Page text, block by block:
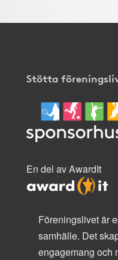
Stötta
En del av AwardIt
Föreningslivet är
samhälle. Det
engagemang och